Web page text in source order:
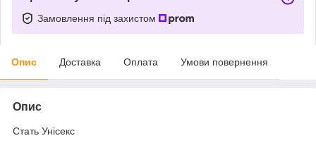
Замовлення під захистом
Опис Доставка Оплата Умови повернення
Опис
Стать Унісекс